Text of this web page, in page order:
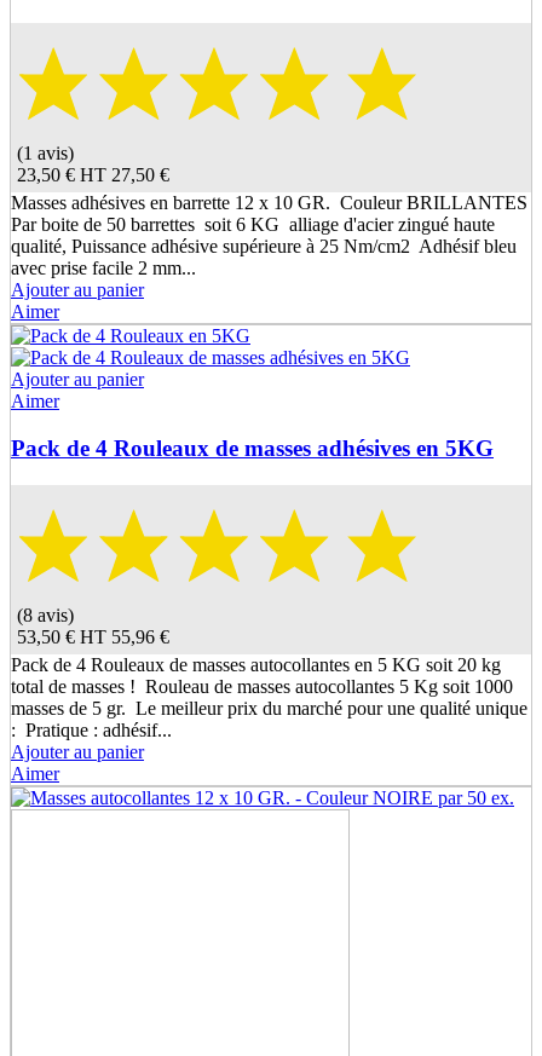
(1 avis)
23,50 € HT 27,50 €
Masses adhésives en barrette 12 x 10 GR. Couleur BRILLANTES
Par boite de 50 barrettes soit 6 KG alliage d'acier zingué haute
qualité, Puissance adhésive supérieure à 25 Nm/cm2 Adhésif bleu
avec prise facile 2 mm...
Ajouter au panier
Aimer
Ajouter au panier
Aimer
Pack de 4 Rouleaux de masses adhésives en 5KG
(8 avis)
53,50 € HT 55,96 €
Pack de 4 Rouleaux de masses autocollantes en 5 KG soit 20 kg
total de masses ! Rouleau de masses autocollantes 5 Kg soit 1000
masses de 5 gr. Le meilleur prix du marché pour une qualité unique
: Pratique : adhésif...
Ajouter au panier
Aimer